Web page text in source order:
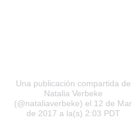
Una publicación compartida de
Natalia Verbeke
(@nataliaverbeke) el 12 de Mar
de 2017 a la(s) 2:03 PDT